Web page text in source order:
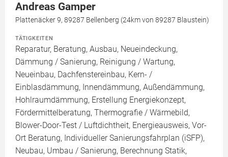
Andreas Gamper
Plattenäcker 9, 89287 Bellenberg (24km von 89287 Blaustein)
TÄTIGKEITEN
Reparatur, Beratung, Ausbau, Neueindeckung,
Dämmung / Sanierung, Reinigung / Wartung,
Neueinbau, Dachfenstereinbau, Kern- /
Einblasdämmung, Innendämmung, Außendämmung,
Hohlraumdämmung, Erstellung Energiekonzept,
Fördermittelberatung, Thermografie / Wärmebild,
Blower-Door-Test / Luftdichtheit, Energieausweis, Vor-
Ort Beratung, Individueller Sanierungsfahrplan (iSFP),
Neubau, Umbau / Sanierung, Berechnung Statik,